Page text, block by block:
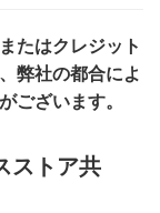
たはクレジット
弊社の都合によ
ございます。
ストア共